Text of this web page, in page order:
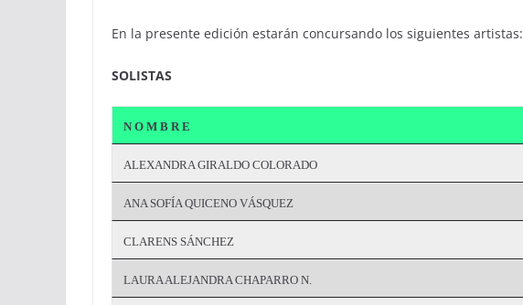
En la presente edición estarán concursando los siguientes artistas:
SOLISTAS
N O M B R E
ALEXANDRA GIRALDO COLORADO
ANA SOFÍA QUICENO VÁSQUEZ
CLARENS SÁNCHEZ
LAURA ALEJANDRA CHAPARRO N.